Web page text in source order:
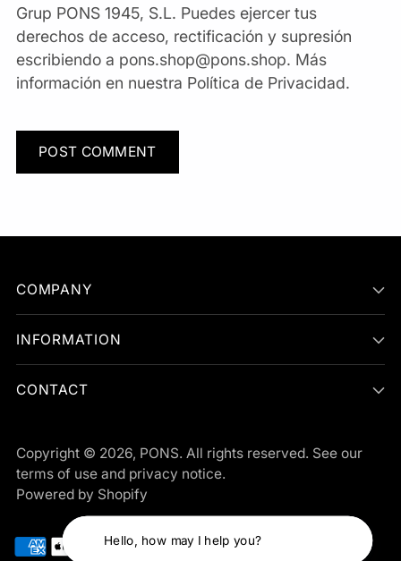
Grup PONS 1945, S.L. Puedes ejercer tus
derechos de acceso, rectificación y supresión
escribiendo a pons.shop@pons.shop. Más
información en nuestra Política de Privacidad.
POST COMMENT
COMPANY
INFORMATION
CONTACT
Copyright © 2026, PONS. All rights reserved. See our
terms of use and privacy notice.
Powered by Shopify